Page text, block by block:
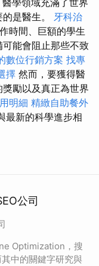
醫學領域充滿了世界
是醫生。 牙科治
時間、巨額的學生
能會阻止那些不致
數位行銷方案 找專
擇 然而，要獲得醫
勵以及真正為世界
明細 精緻自助餐外
最新的科學進步相
公司
Optimization，搜
中的關鍵字研究與